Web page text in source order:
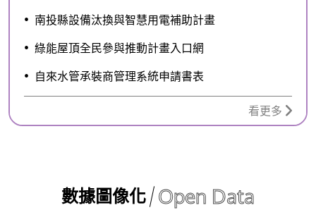
南投縣設備汰換與智慧用電補助計畫
綠能屋頂全民參與推動計畫入口網
自來水管承裝商管理系統申請書表
看更多
數據圖像化 Open Data